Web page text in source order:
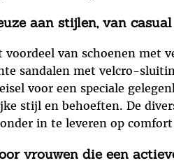
aan stijlen, van
voordeel van schoenen met
sandalen met velcro-
voor een speciale
stijl en behoeften. De
in te leveren op
vrouwen die een